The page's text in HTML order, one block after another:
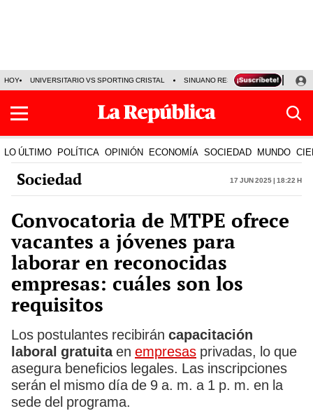
HOY UNIVERSITARIO VS SPORTING CRISTAL SINUANO RESULTADOS HOY
LO ÚLTIMO POLÍTICA OPINIÓN ECONOMÍA SOCIEDAD MUNDO
Sociedad 17 Jun 2025 | 18:22 h
Convocatoria de MTPE ofrece
vacantes a jóvenes para
laborar en reconocidas
empresas: cuáles son los
requisitos
Los postulantes recibirán capacitación
laboral gratuitaen empresas privadas, lo que
asegura beneficios legales. Las inscripciones
serán el mismo día de 9 a. m. a 1 p. m. en la
sede del programa.